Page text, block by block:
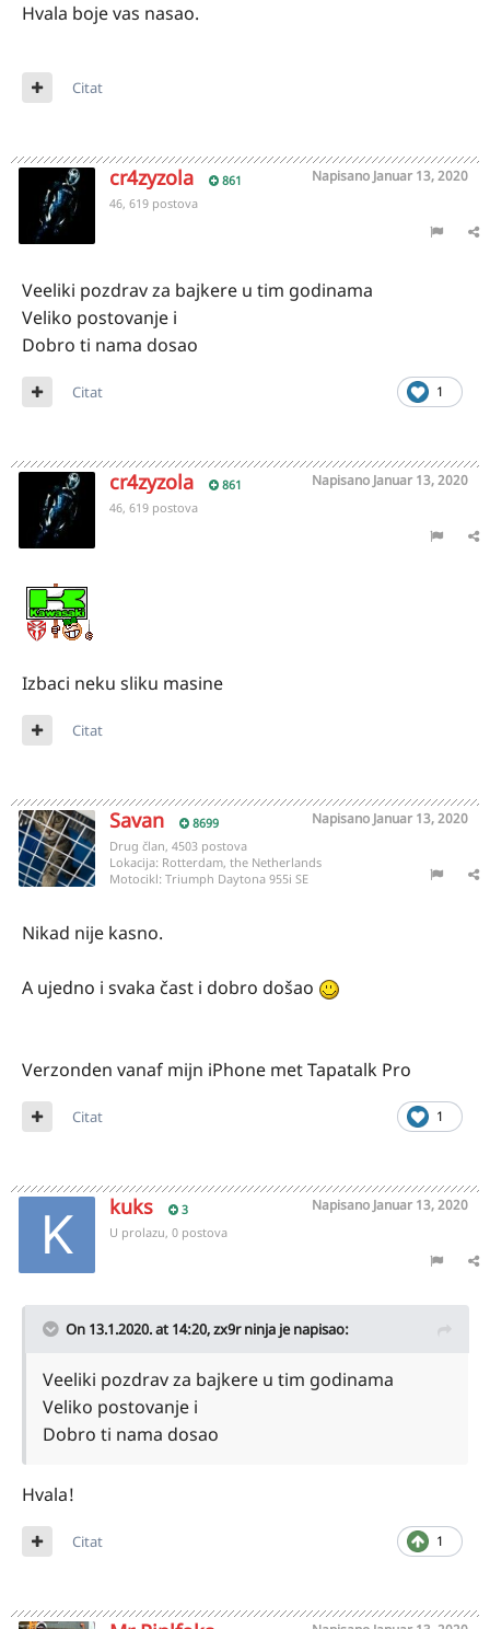
Hvala boje vas nasao.
Citat
cr4zyzola 861 Napisano Januar 13, 2020
46, 619 postova
Veeliki pozdrav za bajkere u tim godinama
Veliko postovanje i
Dobro ti nama dosao
1
Citat
cr4zyzola 861 Napisano Januar 13, 2020
46, 619 postova
Izbaci neku sliku masine
Citat
Savan 8699 Napisano Januar 13, 2020
Drug član, 4503 postova
Lokacija: Rotterdam, the Netherlands
Motocikl: Triumph Daytona 955i SE
Nikad nije kasno.
A ujedno i svaka čast i dobro došao
Verzonden vanaf mijn iPhone met Tapatalk Pro
1
Citat
kuks 3 Napisano Januar 13, 2020
U prolazu, 0 postova
On 13.1.2020. at 14:20,zx9r ninja je napisao:
Veeliki pozdrav za bajkere u tim godinama
Veliko postovanje i
Dobro ti nama dosao
Hvala!
1
Citat